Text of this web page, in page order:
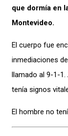
que dormía en
Montevideo.
El cuerpo fue
inmediaciones
llamado al 9-1-
tenía signos
El hombre no